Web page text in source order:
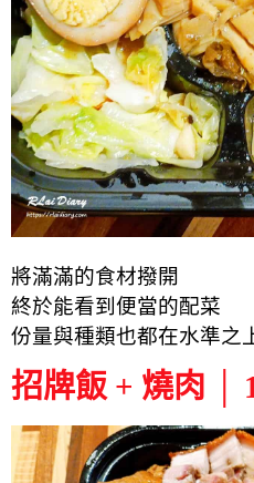
將滿滿的食材撥開
終於能看到便當的配菜
份量與種類也都在水準之
招牌飯 + 燒肉 │